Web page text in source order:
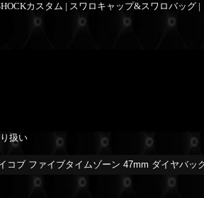
カスタム | スワロキャップ&スワロバッ
扱い
コブ ファイブタイムゾーン 47mm ダイヤバッ